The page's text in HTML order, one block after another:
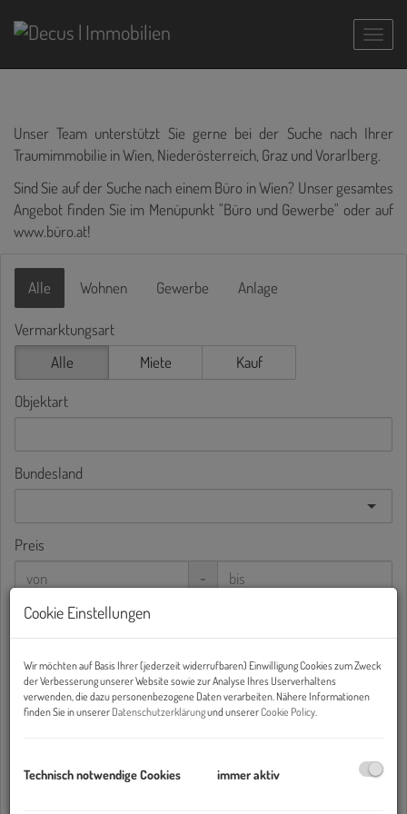
Unser Team unterstützt Sie gerne bei der Suche nach Ihrer
Traumimmobilie in Wien, Niederösterreich, Graz und Vorarlberg.
Sind Sie auf der Suche nach einem Büro in Wien? Unser gesamtes
Angebot finden Sie im Menüpunkt "Büro und Gewerbe" oder auf
www.büro.at!
Alle Wohnen Gewerbe Anlage
Vermarktungsart
Alle
Miete Kauf
Objektart
Bundesland
Preis
-
Wohnfläche (von/bis)
Zimmer
-
Weitere Suchoptionen
Cookie Einstellungen
Wir möchten auf Basis Ihrer (jederzeit widerrufbaren) Einwilligung Cookies zum Zweck
der Verbesserung unserer Website sowie zur Analyse Ihres Userverhaltens
verwenden, die dazu personenbezogene Daten verarbeiten. Nähere Informationen
finden Sie in unserer Datenschutzerklärungund unsererCookie Policy
Technisch notwendige Cookies immer aktiv